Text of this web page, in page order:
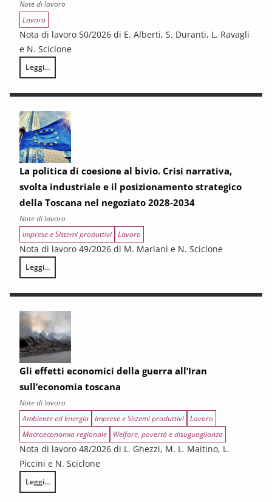
Note di lavoro
Lavoro
Nota di lavoro 50/2026 di E. Alberti, S. Duranti, L. Ravagli
e N. Sciclone
Leggi...
Il rischio potenziale di automazione nel mercato del lavoro toscano
La politica di coesione al bivio. Crisi narrativa,
svolta industriale e il posizionamento strategico
della Toscana nel negoziato 2028-2034
Note di lavoro
Imprese e Sistemi produttivi Lavoro
Nota di lavoro 49/2026 di M. Mariani e N. Sciclone
Leggi...
La politica di coesione al bivio. Crisi narrativa, svolta industriale e il
Gli effetti economici della guerra all’Iran
sull’economia toscana
Note di lavoro
Ambiente ed Energia Imprese e Sistemi produttivi Lavoro
Macroeconomia regionale
Welfare, povertà e disuguaglianza
Nota di lavoro 48/2026 di L. Ghezzi, M. L. Maitino, L.
Piccini e N. Sciclone
Leggi...
Gli effetti economici della guerra all’Iran sull’economia toscana